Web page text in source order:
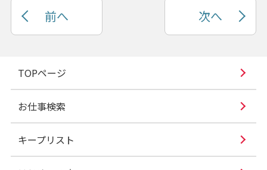
前へ 次へ
TOPページ
お仕事検索
キープリスト